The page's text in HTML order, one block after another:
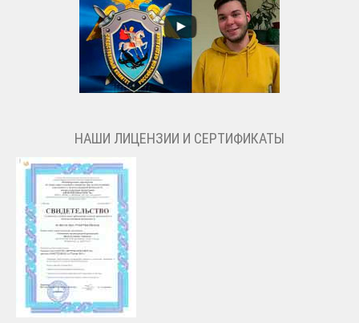
НАШИ ЛИЦЕНЗИИ И СЕРТИФИКАТЫ